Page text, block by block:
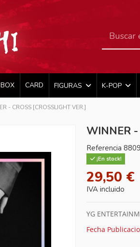
CARD FIGURAS K-POP
- CROSS [CROSSLIGHT VER.]
WINNER -
Referencia
¡En stock!
29,50 €
IVA incluido
YG
Fecha